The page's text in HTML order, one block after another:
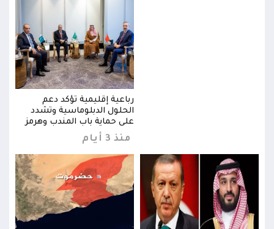
رباعية إقليمية تؤكد دعم
الحلول الدبلوماسية وتشدد
على حماية باب المندب وهرمز
منذ 3 أيام